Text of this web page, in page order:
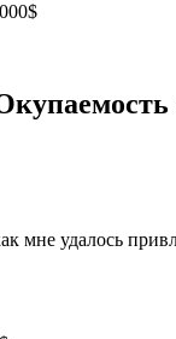
мне удалось